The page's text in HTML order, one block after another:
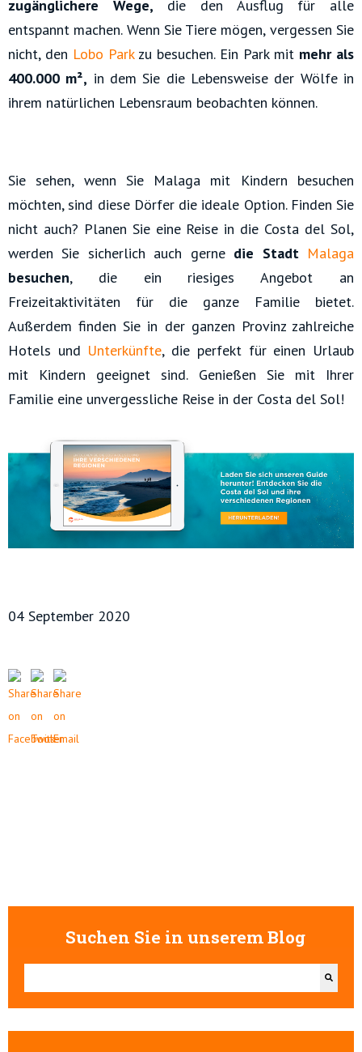
zugänglichere Wege, die den Ausflug für alle
entspannt machen. Wenn Sie Tiere mögen, vergessen Sie
nicht, den Lobo Parkzu besuchen. Ein Park mit mehr als
400.000 m², in dem Sie die Lebensweise der Wölfe in
ihrem natürlichen Lebensraum beobachten können.
Sie sehen, wenn Sie Malaga mit Kindern besuchen
möchten, sind diese Dörfer die ideale Option. Finden Sie
nicht auch? Planen Sie eine Reise in die Costa del Sol,
werden Sie sicherlich auch gerne die Stadt Malaga
besuchen, die ein riesiges Angebot an
Freizeitaktivitäten für die ganze Familie bietet.
Außerdem finden Sie in der ganzen Provinz zahlreiche
Hotels und Unterkünfte, die perfekt für einen Urlaub
mit Kindern geeignet sind. Genießen Sie mit Ihrer
Familie eine unvergessliche Reise in der Costa del Sol!
04 September 2020
Suchen Sie in unserem Blog
Dies ist ein Suchfeld mit einer automatischen Vorschlagsfunktion.